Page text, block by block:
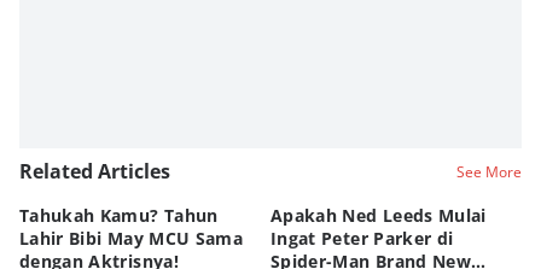
Related Articles See More
Tahukah Kamu? Tahun
Lahir Bibi May MCU Sama
dengan Aktrisnya!
Apakah Ned Leeds Mulai
Ingat Peter Parker di
Spider-Man Brand New